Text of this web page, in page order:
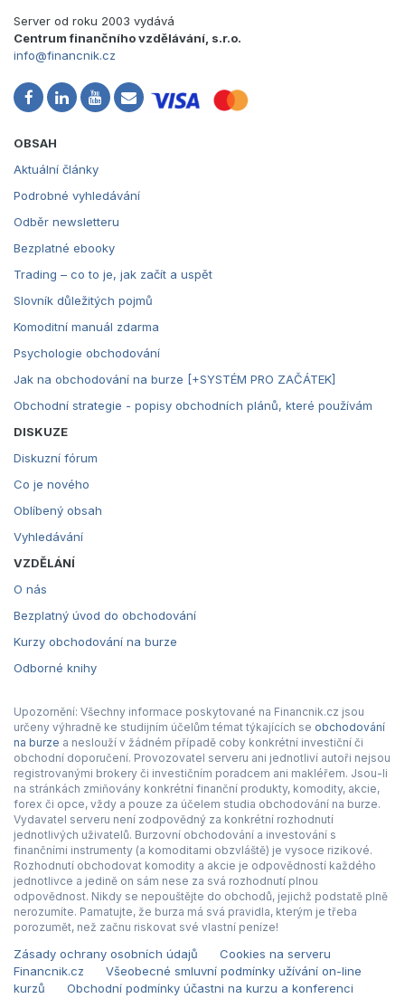
Server od roku 2003 vydává
Centrum finančního vzdělávání, s.r.o.
info@financnik.cz
OBSAH
Aktuální články
Podrobné vyhledávání
Odběr newsletteru
Bezplatné ebooky
Trading – co to je, jak začít a uspět
Slovník důležitých pojmů
Komoditní manuál zdarma
Psychologie obchodování
Jak na obchodování na burze [+SYSTÉM PRO ZAČÁTEK]
Obchodní strategie - popisy obchodních plánů, které používám
DISKUZE
Diskuzní fórum
Co je nového
Oblíbený obsah
Vyhledávání
VZDĚLÁNÍ
O nás
Bezplatný úvod do obchodování
Kurzy obchodování na burze
Odborné knihy
Upozornění: Všechny informace poskytované na Financnik.cz jsou
určeny výhradně ke studijním účelům témat týkajících se obchodování
na burze a neslouží v žádném případě coby konkrétní investiční či
obchodní doporučení. Provozovatel serveru ani jednotliví autoři nejsou
registrovanými brokery či investičním poradcem ani makléřem. Jsou-li
na stránkách zmiňovány konkrétní finanční produkty, komodity, akcie,
forex či opce, vždy a pouze za účelem studia obchodování na burze.
Vydavatel serveru není zodpovědný za konkrétní rozhodnutí
jednotlivých uživatelů. Burzovní obchodování a investování s
finančními instrumenty (a komoditami obzvláště) je vysoce rizikové.
Rozhodnutí obchodovat komodity a akcie je odpovědností každého
jednotlivce a jedině on sám nese za svá rozhodnutí plnou
odpovědnost. Nikdy se nepouštějte do obchodů, jejichž podstatě plně
nerozumíte. Pamatujte, že burza má svá pravidla, kterým je třeba
porozumět, než začnu riskovat své vlastní peníze!
Zásady ochrany osobních údajů
Cookies na serveru
Financnik.cz
Všeobecné smluvní podmínky užívání on-line
kurzů
Obchodní podmínky účastni na kurzu a konferenci